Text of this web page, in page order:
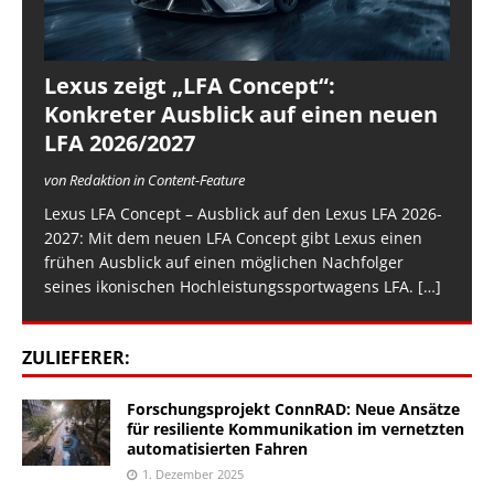
Lexus zeigt „LFA Concept“:
Konkreter Ausblick auf einen neuen
LFA 2026/2027
von Redaktion in Content-Feature
Lexus LFA Concept – Ausblick auf den Lexus LFA 2026-
2027: Mit dem neuen LFA Concept gibt Lexus einen
frühen Ausblick auf einen möglichen Nachfolger
seines ikonischen Hochleistungssportwagens LFA. […]
ZULIEFERER:
Forschungsprojekt ConnRAD: Neue Ansätze
für resiliente Kommunikation im vernetzten
automatisierten Fahren
1. Dezember 2025